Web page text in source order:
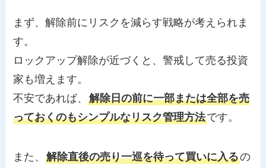
まず、解除前にリスクを減らす戦略が考えられま
す。
ロックアップ解除が近づくと、警戒して売る投資
家も増えます。
不安であれば、解除日の前に一部または全部を売
っておくのもシンプルなリスク管理方法です。
また、解除直後の売り一巡を待って買いに入るの